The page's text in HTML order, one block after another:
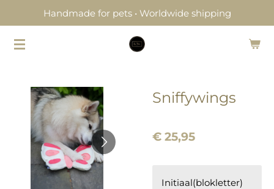
naar
Handmade for pets • Worldwide shipping
Sniffywings
€ 25,95
Initiaal(blokletter)